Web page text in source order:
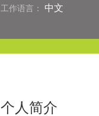
工作语言： 中文
个人简介